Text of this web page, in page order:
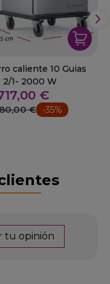
caliente 10 Guias
2/1- 2000 W
€
€ -35%
tu opinión